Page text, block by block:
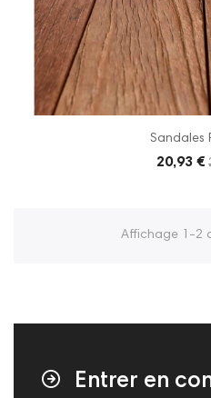
Sandales
20,93 €
Affichage 1-2
Entrer en